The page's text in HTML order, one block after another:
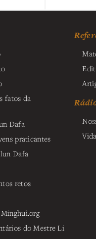
fatos da
Dafa
praticantes
Dafa
retos
do Mestre Li